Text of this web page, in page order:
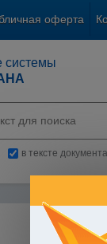
оферта
системы
в тексте документа